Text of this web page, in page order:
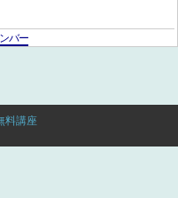
バー
料講座